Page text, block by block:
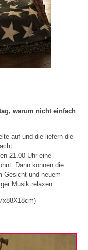
warum nicht einfach
auf und die liefern die
21.00 Uhr eine
Dann können die
Gesicht und neuem
Musik relaxen.